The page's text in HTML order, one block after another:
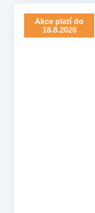
Akce platí do
18.8.2026